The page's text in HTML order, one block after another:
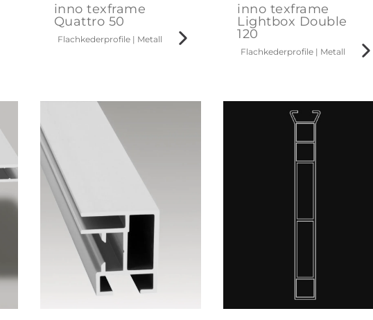
inno texframe
Quattro 50
Flachkederprofile| Metall
inno texframe
Lightbox Double
120
Flachkederprofile | Metall